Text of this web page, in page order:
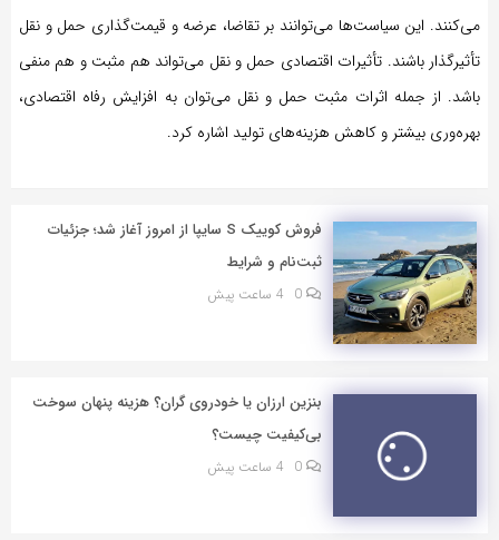
می‌کنند. این سیاست‌ها می‌توانند بر تقاضا، عرضه و قیمت‌گذاری حمل و نقل
تأثیرگذار باشند. تأثیرات اقتصادی حمل و نقل می‌تواند هم مثبت و هم منفی
باشد. از جمله اثرات مثبت حمل و نقل می‌توان به افزایش رفاه اقتصادی،
بهره‌وری بیشتر و کاهش هزینه‌های تولید اشاره کرد.
فروش کوییک S سایپا از امروز آغاز شد؛ جزئیات
ثبت‌نام و شرایط
0 4 ساعت پیش
بنزین ارزان یا خودروی گران؟ هزینه پنهان سوخت
بی‌کیفیت چیست؟
0 4 ساعت پیش